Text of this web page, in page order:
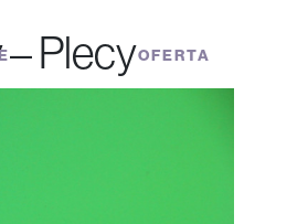
OFERTA
Plecy